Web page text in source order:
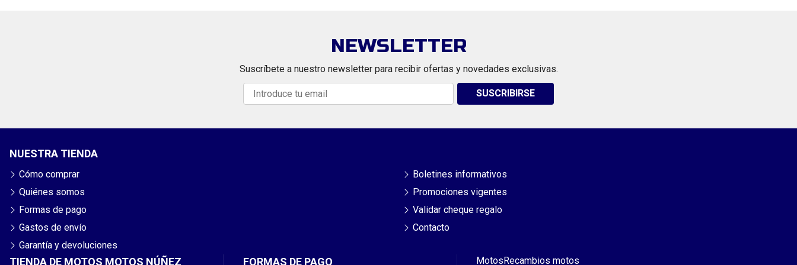
NEWSLETTER
Suscríbete a nuestro newsletter para recibir ofertas y novedades exclusivas.
SUSCRIBIRSE
TIENDA DE MOTOS MOTOS NÚÑEZ FORMAS DE PAGO
NUESTRA TIENDA
Cómo comprar
Quiénes somos
Formas de pago
Gastos de envío
Garantía y devoluciones
Boletines informativos
Promociones vigentes
Validar cheque regalo
Contacto
MotosRecambios motos